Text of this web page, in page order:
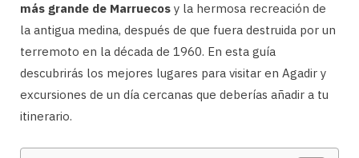
más grande de Marruecos y la hermosa recreación de
la antigua medina, después de que fuera destruida por un
terremoto en la década de 1960. En esta guía
descubrirás los mejores lugares para visitar en Agadir y
excursiones de un día cercanas que deberías añadir a tu
itinerario.